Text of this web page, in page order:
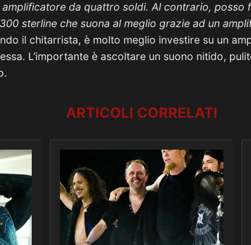
da quattro soldi. Al contrario, posso
sterline che suona al meglio grazie ad un
il chitarrista, è molto meglio investire su un
L’importante è ascoltare un suono nitido,
ARTICOLI CORRELATI